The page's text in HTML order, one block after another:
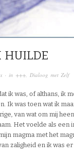
HUILDE
· in +++, Dialoog met Zelf
ik was, of althans, ik
Ik was toen wat ik
van wat om mij
Het voelde als
magma met het
zaligheid en ik was